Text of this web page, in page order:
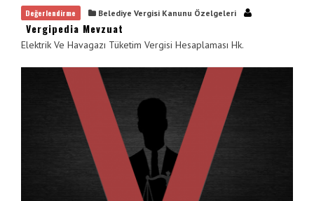
Değerlendirme Belediye Vergisi Kanunu Özelgeleri
Vergipedia Mevzuat
Elektrik Ve Havagazı Tüketim Vergisi Hesaplaması Hk.